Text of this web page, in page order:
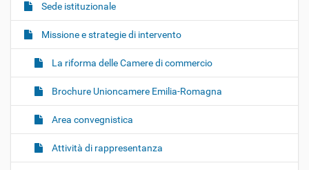
g
a
i
n
Sede istituzionale
Missione e strategie di intervento
La riforma delle Camere di commercio
Brochure Unioncamere Emilia-Romagna
Area convegnistica
Attività di rappresentanza